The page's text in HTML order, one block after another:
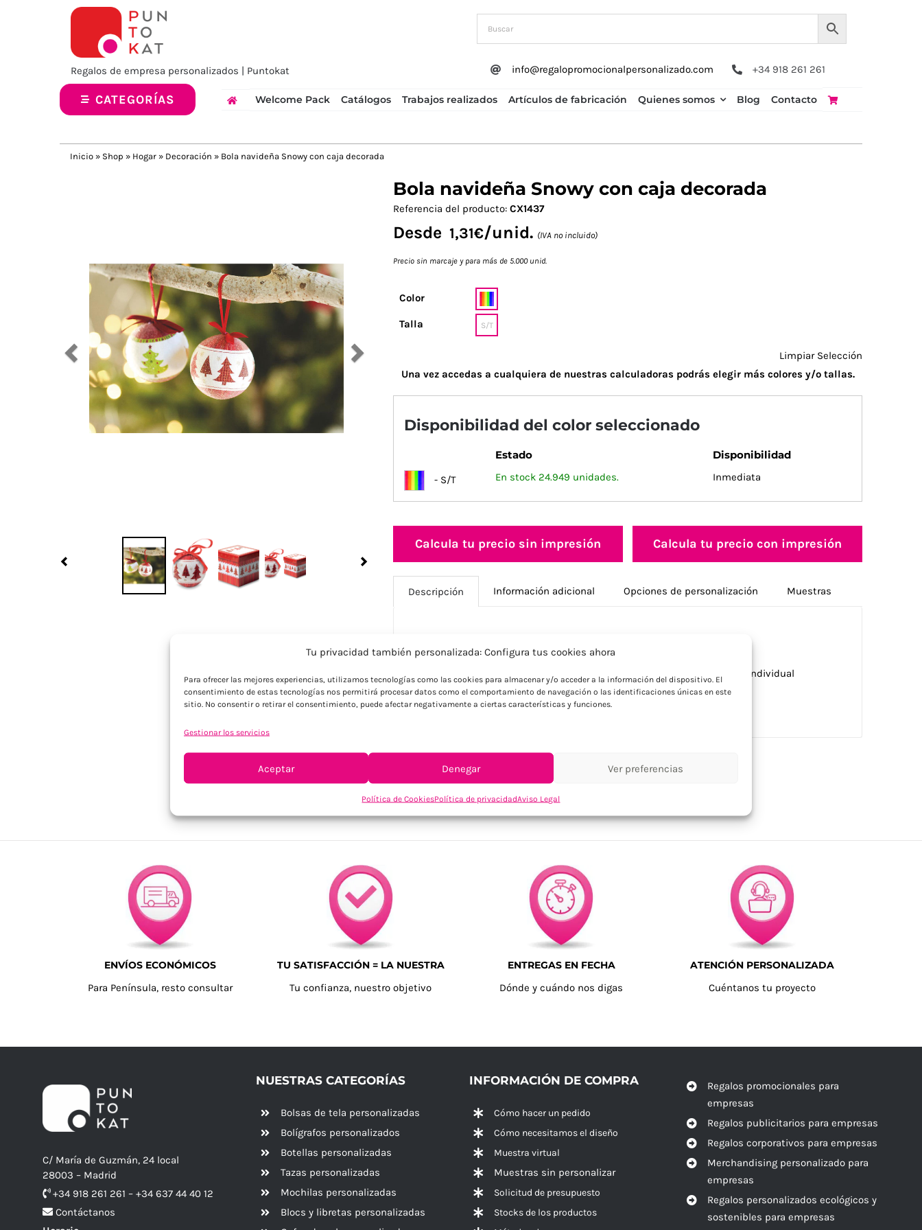
Tu privacidad también personalizada: Configura tus cookies ahora
Para ofrecer las mejores experiencias, utilizamos tecnologías como las cookies para almacenar y/o acceder a la información del dispositivo. El
consentimiento de estas tecnologías nos permitirá procesar datos como el comportamiento de navegación o las identificaciones únicas en este
sitio. No consentir o retirar el consentimiento, puede afectar negativamente a ciertas características y funciones.
Gestionar los servicios
Aceptar Denegar Ver preferencias
Política de CookiesPolítica de privacidadAviso Legal
Regalos de empresa personalizados | Puntokat info@regalopromocionalpersonalizado.com +34 918 261 261
CATEGORÍAS Welcome Pack Catálogos Trabajos realizados Artículos de fabricación Quienes somos Blog Contacto
Inicio » Shop » Hogar » Decoración » Bola navideña Snowy con caja decorada
Bola navideña Snowy con caja decorada
Referencia del producto: CX1437
Desde 1,31€/unid. (IVA no incluido)
Precio sin marcaje y para más de 5.000 unid.
Color
Talla S/T
Limpiar Selección
Una vez accedas a cualquiera de nuestras calculadoras podrás elegir más colores y/o tallas.
Disponibilidad del color seleccionado
Estado Disponibilidad
- S/T En stock 24.949 unidades. Inmediata
Calcula tu precio sin impresión Calcula tu precio con impresión
Descripción Información adicional Opciones de personalización Muestras
Descripción
Bola de navidad con acabado perlado y colgante. Se presenta en caja individual
decorada a juego.
CX1437-99
ENVÍOS ECONÓMICOS
Para Península, resto consultar
TU SATISFACCIÓN = LA NUESTRA
Tu confianza, nuestro objetivo
ENTREGAS EN FECHA
Dónde y cuándo nos digas
ATENCIÓN PERSONALIZADA
Cuéntanos tu proyecto
C/ María de Guzmán, 24 local
28003 – Madrid
+34 918 261 261 – +34 637 44 40 12
Contáctanos
NUESTRAS CATEGORÍAS
Bolsas de tela personalizadas
Bolígrafos personalizados
Botellas personalizadas
Tazas personalizadas
Mochilas personalizadas
Blocs y libretas personalizadas
INFORMACIÓN DE COMPRA
Cómo hacer un pedido
Cómo necesitamos el diseño
Muestra virtual
Muestras sin personalizar
Solicitud de presupuesto
Stocks de los productos
Regalos promocionales para
empresas
Regalos publicitarios para empresas
Regalos corporativos para empresas
Merchandising personalizado para
empresas
Regalos personalizados ecológicos y
sostenibles para empresas